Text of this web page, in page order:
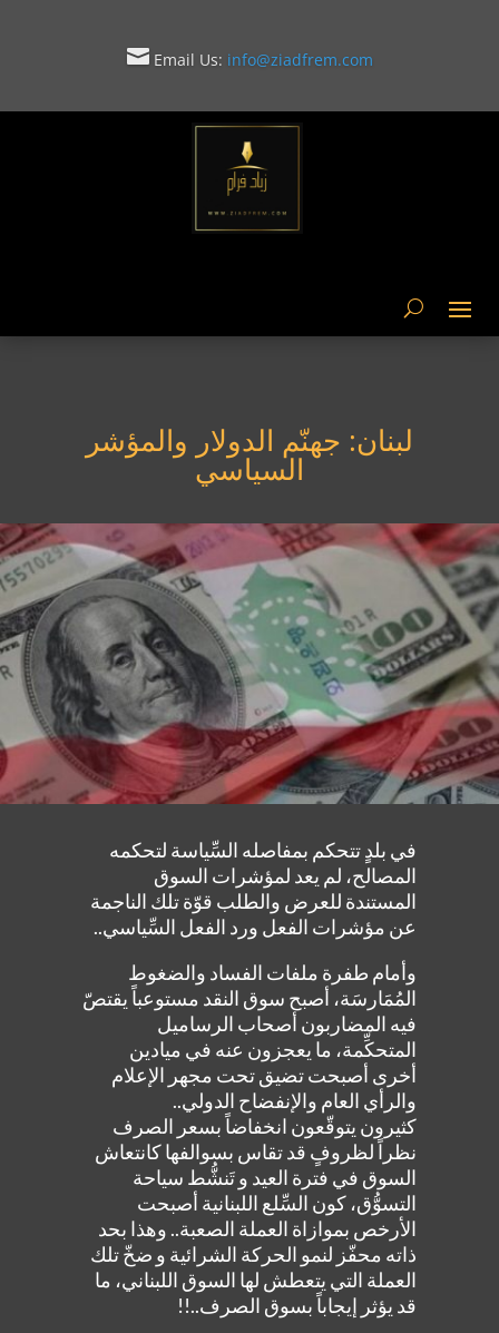
Email Us: info@ziadfrem.com

لبنان: جهنّم الدولار والمؤشر
السياسي
في بلدٍ تتحكم بمفاصله السِّياسة لتحكمه
المصالح، لم يعد لمؤشرات السوق
المستندة للعرض والطلب قوّة تلك الناجمة
عن مؤشرات الفعل ورد الفعل السِّياسي..
وأمام طفرة ملفات الفساد والضغوط
المُمَارسَة، أصبح سوق النقد مستوعباً يقتصّ
فيه المضاربون أصحاب الرساميل
المتحكِّمة، ما يعجزون عنه في ميادين
أخرى أصبحت تضيق تحت مجهر الإعلام
والرأي العام والإنفضاح الدولي..
كثيرون يتوقّعون انخفاضاً بسعر الصرف
نظراً لظروفٍ قد تقاس بسوالفها كانتعاش
السوق في فترة العيد و تَنشُّط سياحة
التسوُّق، كون السِّلع اللبنانية أصبحت
الأرخص بموازاة العملة الصعبة.. وهذا بحد
ذاته محفّز لنمو الحركة الشرائية و ضخّ تلك
العملة التي يتعطش لها السوق اللبناني، ما
قد يؤثر إيجاباً بسوق الصرف..!!